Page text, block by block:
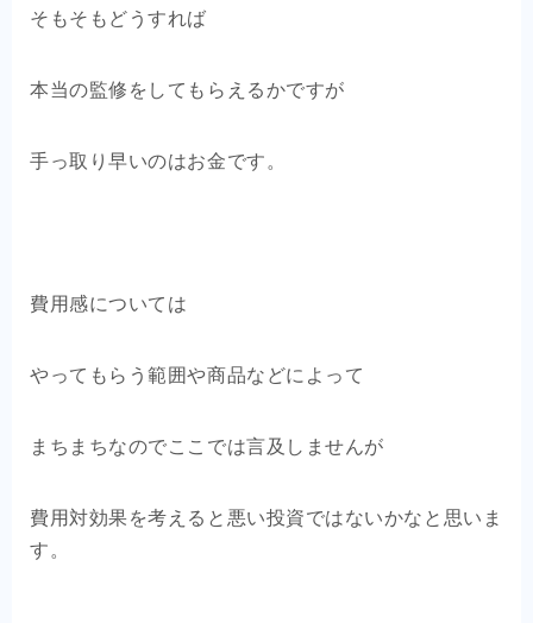
そもそもどうすれば
本当の監修をしてもらえるかですが
手っ取り早いのはお金です。
費用感については
やってもらう範囲や商品などによって
まちまちなのでここでは言及しませんが
費用対効果を考えると悪い投資ではないかなと思いま
す。